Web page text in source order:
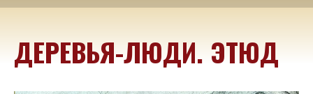
ДЕРЕВЬЯ-ЛЮДИ. ЭТЮД